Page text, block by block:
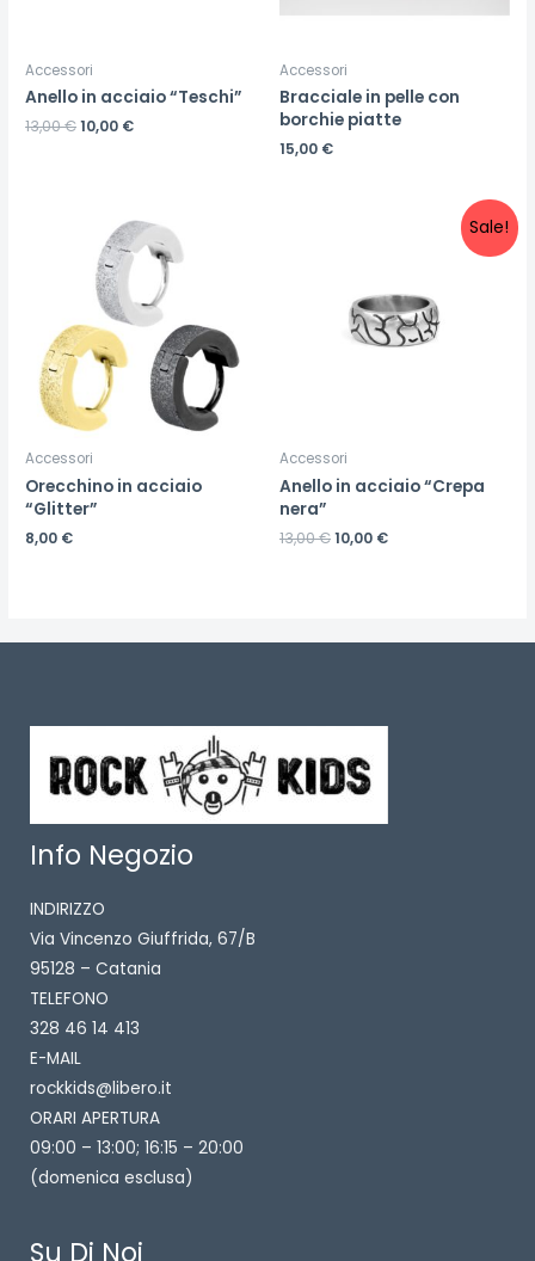
Accessori
Anello in acciaio “Teschi”
13,00€10,00 €
Accessori
Bracciale in pelle con
borchie piatte
15,00 €
Accessori
Orecchino in acciaio
“Glitter”
8,00 €
Sale!
Accessori
Anello in acciaio “Crepa
nera”
13,00€10,00 €
Info Negozio
INDIRIZZO
Via Vincenzo Giuffrida, 67/B
95128 – Catania
TELEFONO
328 46 14 413
E-MAIL
rockkids@libero.it
ORARI APERTURA
09:00 – 13:00; 16:15 – 20:00
(domenica esclusa)
Su Di Noi